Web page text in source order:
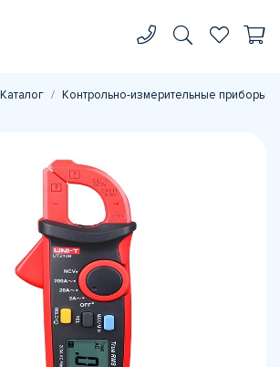
Каталог Контрольно-измерительные приборы